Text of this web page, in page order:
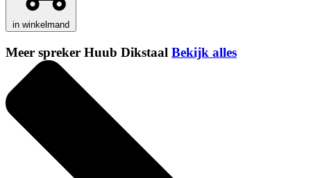
in winkelmand
Meer spreker Huub Dikstaal Bekijk alles